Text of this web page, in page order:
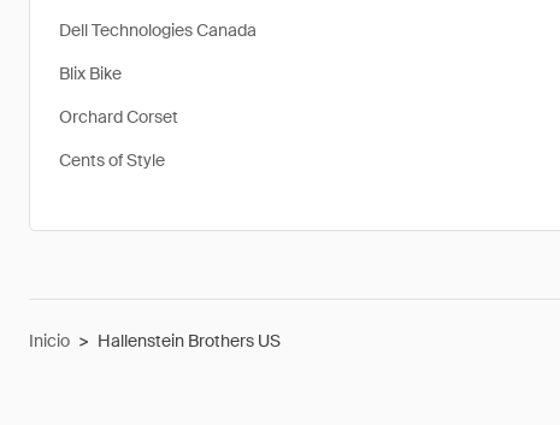
Dell Technologies Canada
Blix Bike
Orchard Corset
Cents of Style
Inicio > Hallenstein Brothers US